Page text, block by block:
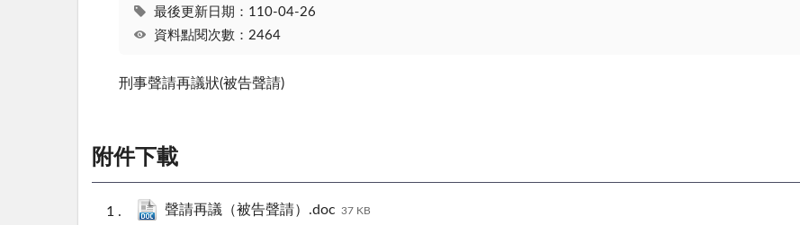
最後更新日期：110-04-26
資料點閱次數：2464
刑事聲請再議狀(被告聲請)
附件下載
聲請再議（被告聲請）.doc 37 KB